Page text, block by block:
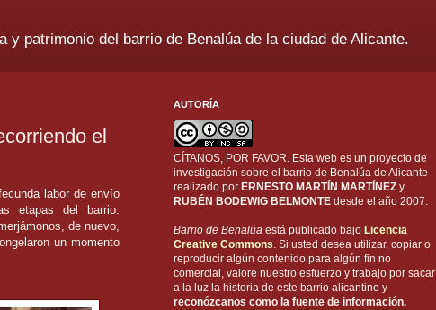
patrimonio del barrio de Benalúa de la ciudad de Alicante.
el
labor de envío
etapas del barrio.
de nuevo,
un momento
AUTORÍA
CÍTANOS, POR FAVOR. Esta web es un proyecto de
investigación sobre el barrio de Benalúa de Alicante
realizado por ERNESTO MARTÍN MARTÍNEZ y
RUBÉN BODEWIG BELMONTE desde el año 2007.
Barrio de Benalúa está publicado bajo Licencia
Creative Commons. Si usted desea utilizar, copiar o
reproducir algún contenido para algún fin no
comercial, valore nuestro esfuerzo y trabajo por sacar
a la luz la historia de este barrio alicantino y
reconózcanos como la fuente de información.